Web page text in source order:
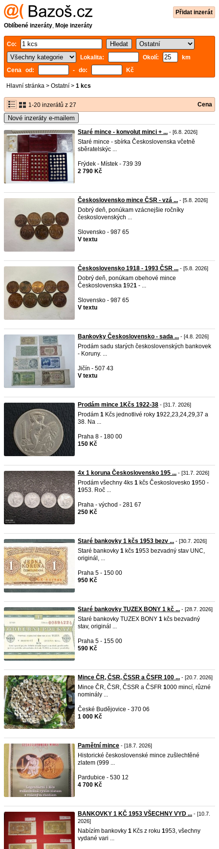
Přidat inzerát
Oblíbené inzeráty, Moje inzeráty
Co:
Lokalita:
Okolí:
km
Cena od:
- do: Kč
Hlavní stránka > Ostatní > 1 kcs
1-20 inzerátů z 27 Cena
Nové inzeráty e-mailem
Staré mince - konvolut minci + ... - [6.8. 2026]
Staré mince - sbírka Československa včetně
sběratelskýc ...
Frýdek - Místek - 739 39
2 790 Kč
Československo mince ČSR - vzá ... - [5.8. 2026]
Dobrý deň, ponúkam vzácnejšie ročníky
československých ...
Slovensko - 987 65
V textu
Československo 1918 - 1993 ČSR ... - [5.8. 2026]
Dobrý deň, ponúkam obehové mince
Československa 1921 - ...
Slovensko - 987 65
V textu
Bankovky Československo - sada ... - [4.8. 2026]
Prodám sadu starých československých bankovek
- Koruny. ...
Jičín - 507 43
V textu
Prodám mince 1Kčs 1922-38 - [31.7. 2026]
Prodám 1 Kčs jednotlivé roky 1922,23,24,29,37 a
38. Na ...
Praha 8 - 180 00
150 Kč
4x 1 koruna Československo 195 ... - [31.7. 2026]
Prodám všechny 4ks 1 kčs Českoslovesko 1950 -
1953. Roč ...
Praha - východ - 281 67
250 Kč
Staré bankovky 1 kčs 1953 bezv ... - [30.7. 2026]
Staré bankovky 1 kčs 1953 bezvadný stav UNC,
originál, ...
Praha 5 - 150 00
950 Kč
Staré bankovky TUZEX BONY 1 kč ... - [28.7. 2026]
Staré bankovky TUZEX BONY 1 kčs bezvadný
stav, originál ...
Praha 5 - 155 00
590 Kč
Mince ČR, ČSR, ČSSR a ČSFR 100 ... - [20.7. 2026]
Mince ČR, ČSR, ČSSR a ČSFR 1000 mincí, různé
nominály ...
České Budějovice - 370 06
1 000 Kč
Pamětní mince - [18.7. 2026]
Historické československé mince zušlechtěné
zlatem (999 ...
Pardubice - 530 12
4 700 Kč
BANKOVKY 1 KČ 1953 VŠECHNY VYD ... - [10.7.
2026]
Nabízím bankovky 1 Kčs z roku 1953, všechny
vydané vari ...